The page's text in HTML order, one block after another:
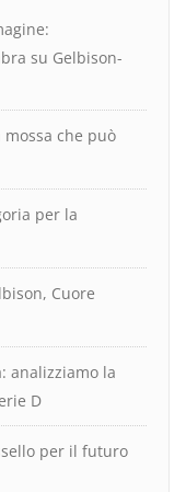
su Gelbison-
che può
per la
Cuore
analizziamo la
D
per il futuro